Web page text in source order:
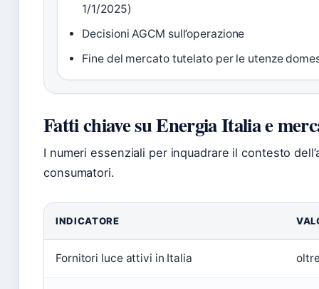
1/1/2025)
Decisioni AGCM sull’operazione
Fine del mercato tutelato per le utenze
Fatti chiave su Energia Italia e
I numeri essenziali per inquadrare il contesto
consumatori.
INDICATORE
Fornitori luce attivi in Italia